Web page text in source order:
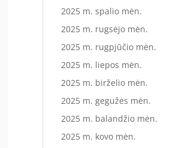
2025 m. spalio mėn.
2025 m. rugsėjo mėn.
2025 m. rugpjūčio mėn.
2025 m. liepos mėn.
2025 m. birželio mėn.
2025 m. gegužės mėn.
2025 m. balandžio mėn.
2025 m. kovo mėn.